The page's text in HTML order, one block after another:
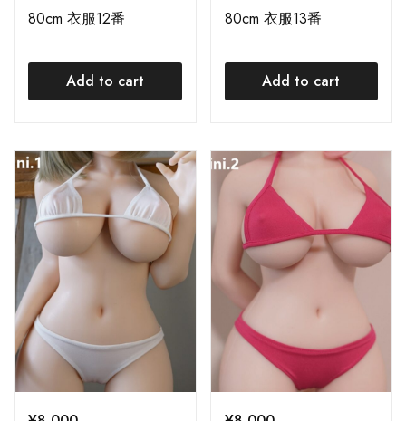
80cm 衣服12番
Add to cart
80cm 衣服13番
Add to cart